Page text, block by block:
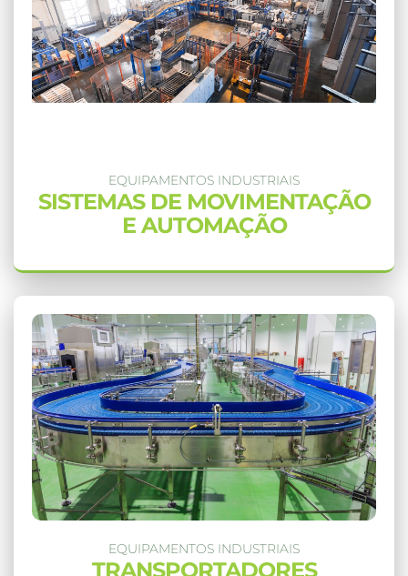
EQUIPAMENTOS INDUSTRIAIS
SISTEMAS DE MOVIMENTAÇÃO
E AUTOMAÇÃO
EQUIPAMENTOS INDUSTRIAIS
TRANSPORTADORES